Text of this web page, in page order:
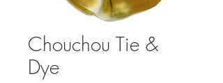
Chouchou Tie &
Dye